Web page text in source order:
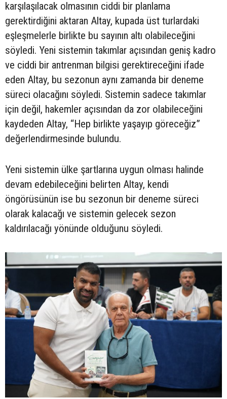
karşılaşılacak olmasının ciddi bir planlama
gerektirdiğini aktaran Altay, kupada üst turlardaki
eşleşmelerle birlikte bu sayının altı olabileceğini
söyledi. Yeni sistemin takımlar açısından geniş kadro
ve ciddi bir antrenman bilgisi gerektireceğini ifade
eden Altay, bu sezonun aynı zamanda bir deneme
süreci olacağını söyledi. Sistemin sadece takımlar
için değil, hakemler açısından da zor olabileceğini
kaydeden Altay, “Hep birlikte yaşayıp göreceğiz”
değerlendirmesinde bulundu.
Yeni sistemin ülke şartlarına uygun olması halinde
devam edebileceğini belirten Altay, kendi
öngörüsünün ise bu sezonun bir deneme süreci
olarak kalacağı ve sistemin gelecek sezon
kaldırılacağı yönünde olduğunu söyledi.